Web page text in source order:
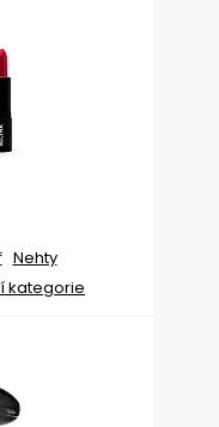
Nehty
kategorie